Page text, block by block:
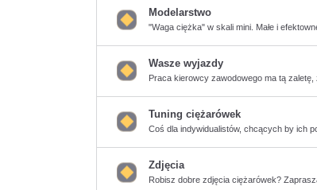
postów
postów
Modelarstwo
"Waga ciężka" w skali mini. Małe i
postów
Wasze wyjazdy
Praca kierowcy zawodowego ma tą
postów
Tuning ciężarówek
Coś dla indywidualistów, chcących by ich
Zdjęcia
Robisz dobre zdjęcia ciężarówek?